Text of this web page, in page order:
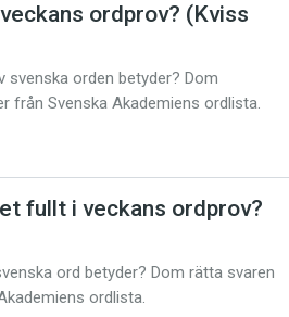
ordprov? (Kviss
svenska orden betyder? Dom
från Svenska Akademiens ordlista.
fullt i veckans ordprov?
ord betyder? Dom rätta svaren
ordlista.